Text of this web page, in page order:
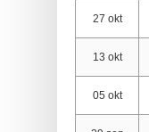
27 okt
13 okt
05 okt